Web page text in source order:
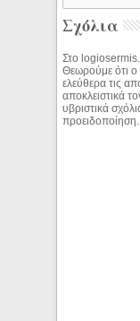
Σχόλια
Στο
Θεωρούμε ότι ο
ελεύθερα τις
αποκλειστικά
υβριστικά